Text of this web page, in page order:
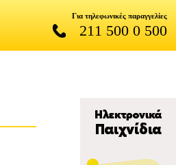
Για τηλεφωνικές παραγγελίες
211 500 0 500